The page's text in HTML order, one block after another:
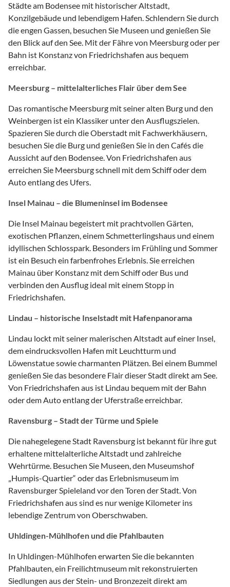
Städte am Bodensee mit historischer Altstadt,
Konzilgebäude und lebendigem Hafen. Schlendern Sie durch
die engen Gassen, besuchen Sie Museen und genießen Sie
den Blick auf den See. Mit der Fähre von Meersburg oder per
Bahn ist Konstanz von Friedrichshafen aus bequem
erreichbar.
Meersburg – mittelalterliches Flair über dem See
Das romantische Meersburg mit seiner alten Burg und den
Weinbergen ist ein Klassiker unter den Ausflugszielen.
Spazieren Sie durch die Oberstadt mit Fachwerkhäusern,
besuchen Sie die Burg und genießen Sie in den Cafés die
Aussicht auf den Bodensee. Von Friedrichshafen aus
erreichen Sie Meersburg schnell mit dem Schiff oder dem
Auto entlang des Ufers.
Insel Mainau – die Blumeninsel im Bodensee
Die Insel Mainau begeistert mit prachtvollen Gärten,
exotischen Pflanzen, einem Schmetterlingshaus und einem
idyllischen Schlosspark. Besonders im Frühling und Sommer
ist ein Besuch ein farbenfrohes Erlebnis. Sie erreichen
Mainau über Konstanz mit dem Schiff oder Bus und
verbinden den Ausflug ideal mit einem Stopp in
Friedrichshafen.
Lindau – historische Inselstadt mit Hafenpanorama
Lindau lockt mit seiner malerischen Altstadt auf einer Insel,
dem eindrucksvollen Hafen mit Leuchtturm und
Löwenstatue sowie charmanten Plätzen. Bei einem Bummel
genießen Sie das besondere Flair dieser Stadt direkt am See.
Von Friedrichshafen aus ist Lindau bequem mit der Bahn
oder dem Auto entlang der Uferstraße erreichbar.
Ravensburg – Stadt der Türme und Spiele
Die nahegelegene Stadt Ravensburg ist bekannt für ihre gut
erhaltene mittelalterliche Altstadt und zahlreiche
Wehrtürme. Besuchen Sie Museen, den Museumshof
„Humpis-Quartier“ oder das Erlebnismuseum im
Ravensburger Spieleland vor den Toren der Stadt. Von
Friedrichshafen aus sind es nur wenige Kilometer ins
lebendige Zentrum von Oberschwaben.
Uhldingen-Mühlhofen und die Pfahlbauten
In Uhldingen-Mühlhofen erwarten Sie die bekannten
Pfahlbauten, ein Freilichtmuseum mit rekonstruierten
Siedlungen aus der Stein- und Bronzezeit direkt am